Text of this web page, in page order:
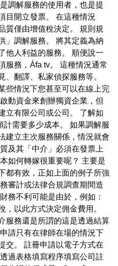
調解服務的使用者，也是提
目開立發票。 在這種情況
質僅由增值稅決定。 規則規
」調解服務。 將其定義為納
他人利益的服務。 順便說一
服務，Áfa tv。 這種情況通常
、翻譯、私家偵探服務等。
些情況下您甚至可以在線上完
動資金來創辦獨資企業，但
立有限公司或公司。 了解如
需要多少成本。 如果調解服
建立主次服務關係，情況就會
及其「中介」必須在發票上
如何轉嫁很重要呢？ 主要是
都有效，正如上面的例子所強
審計或法律合規調查期間造
務不利可能是由於，例如：
，以此方式決定佣金費用。
服務還是所謂的這是透過結算
請只有在律師在場的情況下
交。 註冊申請以電子方式在
過表格填寫程序填寫公司註